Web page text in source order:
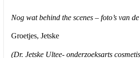
Nog wat behind the scenes – foto’s van
Groetjes, Jetske
(Dr. Jetske Ultee- onderzoeksarts